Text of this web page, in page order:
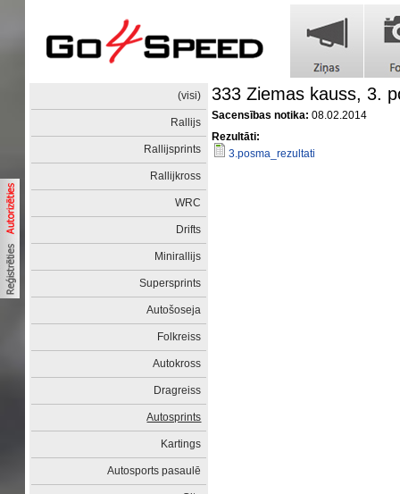
(visi)
Rallijs
Rallijsprints
Rallijkross
WRC
Drifts
Minirallijs
Supersprints
Autošoseja
Folkreiss
Autokross
Dragreiss
Autosprints
Kartings
Autosports pasaulē
333 Ziemas kauss, 3.
Sacensības notika: 08.02.2014
Rezultāti:
3.posma_rezultati